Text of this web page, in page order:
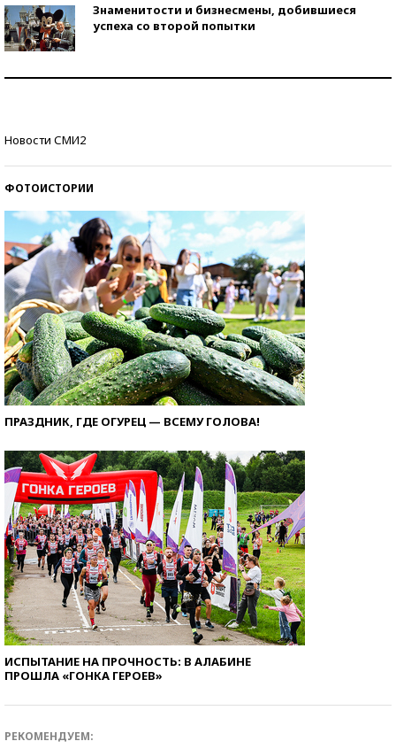
Знаменитости и бизнесмены, добившиеся
успеха со второй попытки
Новости СМИ2
ФОТОИСТОРИИ
ПРАЗДНИК, ГДЕ ОГУРЕЦ — ВСЕМУ ГОЛОВА!
ИСПЫТАНИЕ НА ПРОЧНОСТЬ: В АЛАБИНЕ
ПРОШЛА «ГОНКА ГЕРОЕВ»
РЕКОМЕНДУЕМ: